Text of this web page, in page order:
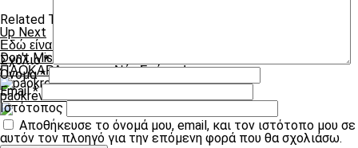
Related Topics:
Up Next
Εδώ είναι Τούμπα!
Don't Miss
ΠΑΟΚΑΡΑ και στην Νέα Σμύρνη!
paokrevolution
Σχόλιο*
Όνομα*
Email*
Ιστότοπος
Αποθήκευσε το όνομά μου, email, και τον ιστότοπο μου σε
αυτόν τον πλοηγό για την επόμενη φορά που θα σχολιάσω.